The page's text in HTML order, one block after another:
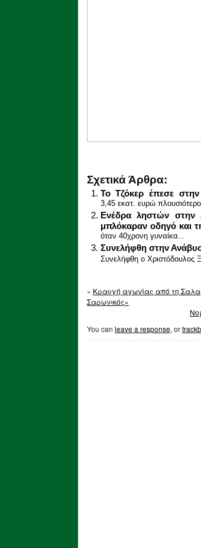
Σχετικά Άρθρα:
Το Τζόκερ έπεσε
3,45 εκατ. ευρώ
Ενέδρα ληστών
μπλόκαραν οδηγό και
όταν 40χρονη γυναίκα...
Συνελήφθη στην
Συνελήφθη ο Χριστόδουλος
« Κραυγή αγωνίας από τη
Σαρωνικός»
You can leave a response, or